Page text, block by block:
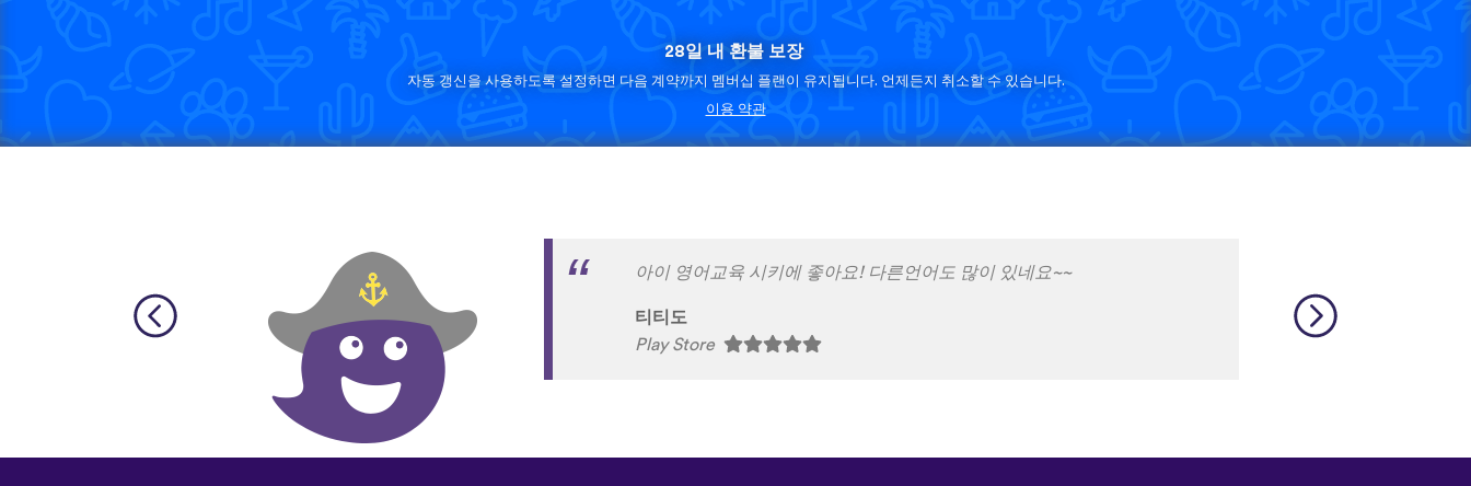
28일 내 환불 보장
자동 갱신을 사용하도록 설정하면 다음 계약까지 멤버십 플랜이 유지됩니다. 언제든지 취소할 수 있습니다.
이용 약관
와!!!!너무 재밌고 영어공부시간중 이게 제일 재밌어요
임소영
Play Store